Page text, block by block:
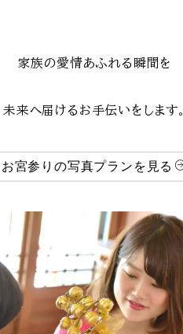
家族の愛情あふれる瞬間を
未来へ届けるお手伝いをします。
お宮参りの写真プランを見る